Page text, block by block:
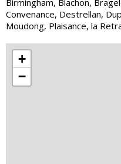
Birmingham, Blachon,
Convenance, Destrellan,
Moudong, Plaisance, la
+
−